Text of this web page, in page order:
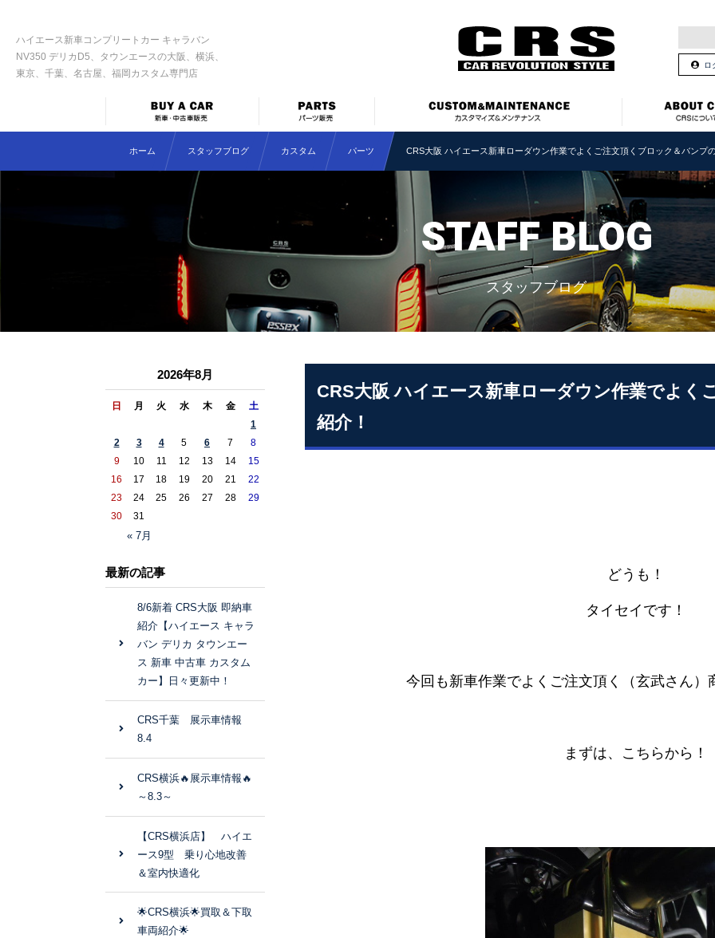
ハイエース新車コンプリートカー キャラバン
NV350 デリカD5、タウンエースの大阪、横浜、
東京、千葉、名古屋、福岡カスタム専門店
ロ
ホーム スタッフブログ カスタム パーツ CRS大阪 ハイエース新車ローダウン作業でよくご注文頂くブロック＆バンプ
STAFF BLOG
スタッフブログ
CRS大阪 ハイエース新車ローダウン作業でよく
紹介！
どうも！
タイセイです！
今回も新車作業でよくご注文頂く（玄武さん）
まずは、こちらから！
2026年8月
日 月 火 水 木 金 土
« 7月
1
2
3 4 5 6 7
8
9
10 11 12 13 14
15
16
17 18 19 20 21
22
23
24 25 26 27 28
29
30
31
最新の記事
8/6新着 CRS大阪 即納車
紹介【ハイエース キャラ
バン デリカ タウンエー
ス 新車 中古車 カスタム
カー】日々更新中！
CRS千葉 展示車情報
8.4
CRS横浜🔥展示車情報🔥
～8.3～
【CRS横浜店】 ハイエ
ース9型 乗り心地改善
＆室内快適化
🌟CRS横浜🌟買取＆下取
車両紹介🌟